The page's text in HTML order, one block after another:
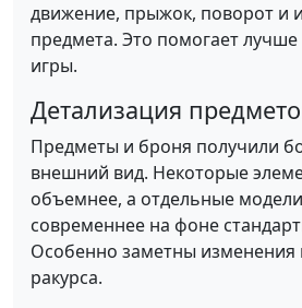
движение, прыжок, поворот и
предмета. Это помогает лучше
игры.
Детализация
Предметы и броня получили
внешний вид. Некоторые
объемнее, а отдельные
современнее на фоне
Особенно заметны изменения
ракурса.